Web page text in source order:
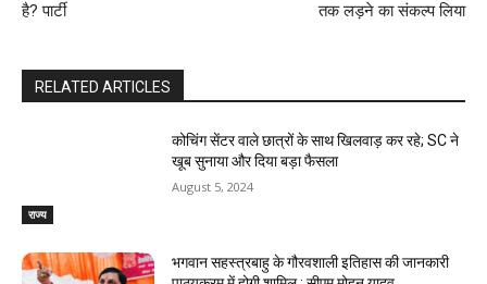
है? पार्टी
तक लड़ने का संकल्प लिया
RELATED ARTICLES
राज्य
कोचिंग सेंटर वाले छात्रों के साथ खिलवाड़ कर रहे; SC ने
खूब सुनाया और दिया बड़ा फैसला
August 5, 2024
भगवान सहस्त्रबाहु के गौरवशाली इतिहास की जानकारी